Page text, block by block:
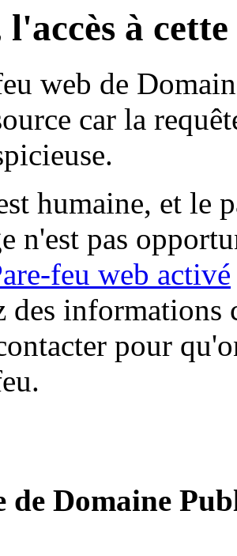
l'accès à
web de
car la
humaine, et le
n'est pas
feu web activé
des informations
pour
de Domaine